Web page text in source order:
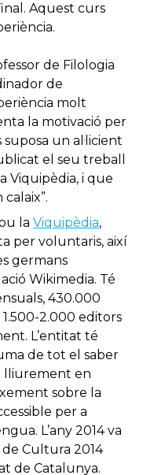
Aquest curs
de Filologia
de
molt
la motivació per
un al·licient
el seu treball
Viquipèdia, i que
la Viquipèdia,
per voluntaris, així
germans
Wikimedia. Té
430.000
2.000 editors
L’entitat té
de tot el saber
lliurement en
sobre la
per a
L’any 2014 va
Cultura 2014
de Catalunya.